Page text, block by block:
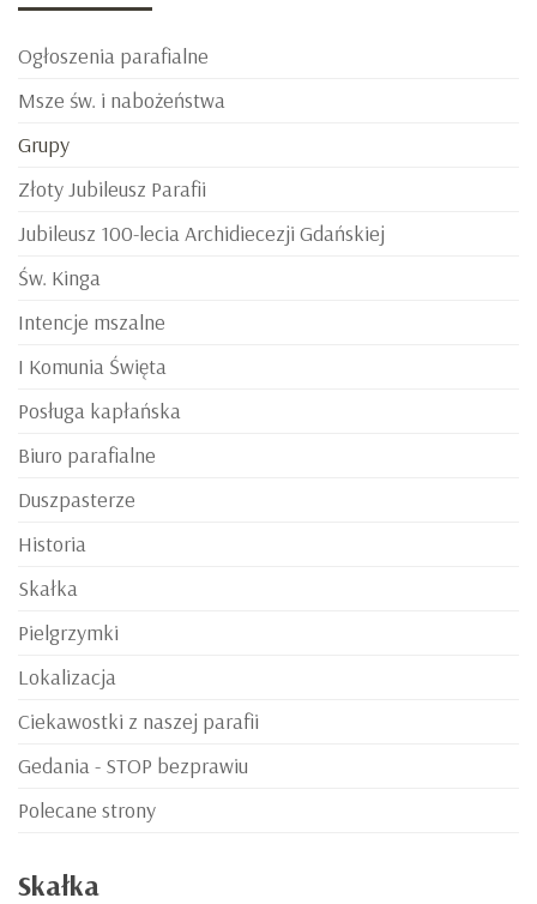
Ogłoszenia parafialne
Msze św. i nabożeństwa
Grupy
Złoty Jubileusz Parafii
Jubileusz 100-lecia Archidiecezji Gdańskiej
Św. Kinga
Intencje mszalne
I Komunia Święta
Posługa kapłańska
Biuro parafialne
Duszpasterze
Historia
Skałka
Pielgrzymki
Lokalizacja
Ciekawostki z naszej parafii
Gedania - STOP bezprawiu
Polecane strony
Skałka